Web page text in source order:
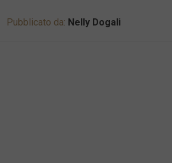
Pubblicato da: Nelly Dogali